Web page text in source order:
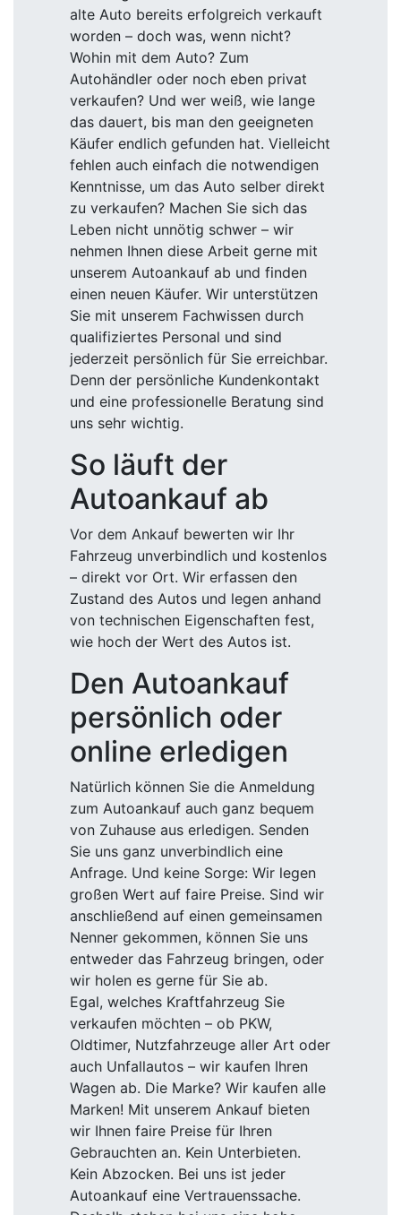
alte Auto bereits erfolgreich verkauft
worden – doch was, wenn nicht?
Wohin mit dem Auto? Zum
Autohändler oder noch eben privat
verkaufen? Und wer weiß, wie lange
das dauert, bis man den geeigneten
Käufer endlich gefunden hat. Vielleicht
fehlen auch einfach die notwendigen
Kenntnisse, um das Auto selber direkt
zu verkaufen? Machen Sie sich das
Leben nicht unnötig schwer – wir
nehmen Ihnen diese Arbeit gerne mit
unserem Autoankauf ab und finden
einen neuen Käufer. Wir unterstützen
Sie mit unserem Fachwissen durch
qualifiziertes Personal und sind
jederzeit persönlich für Sie erreichbar.
Denn der persönliche Kundenkontakt
und eine professionelle Beratung sind
uns sehr wichtig.
So läuft der
Autoankauf ab
Vor dem Ankauf bewerten wir Ihr
Fahrzeug unverbindlich und kostenlos
– direkt vor Ort. Wir erfassen den
Zustand des Autos und legen anhand
von technischen Eigenschaften fest,
wie hoch der Wert des Autos ist.
Den Autoankauf
persönlich oder
online erledigen
Natürlich können Sie die Anmeldung
zum Autoankauf auch ganz bequem
von Zuhause aus erledigen. Senden
Sie uns ganz unverbindlich eine
Anfrage. Und keine Sorge: Wir legen
großen Wert auf faire Preise. Sind wir
anschließend auf einen gemeinsamen
Nenner gekommen, können Sie uns
entweder das Fahrzeug bringen, oder
wir holen es gerne für Sie ab.
Egal, welches Kraftfahrzeug Sie
verkaufen möchten – ob PKW,
Oldtimer, Nutzfahrzeuge aller Art oder
auch Unfallautos – wir kaufen Ihren
Wagen ab. Die Marke? Wir kaufen alle
Marken! Mit unserem Ankauf bieten
wir Ihnen faire Preise für Ihren
Gebrauchten an. Kein Unterbieten.
Kein Abzocken. Bei uns ist jeder
Autoankauf eine Vertrauenssache.